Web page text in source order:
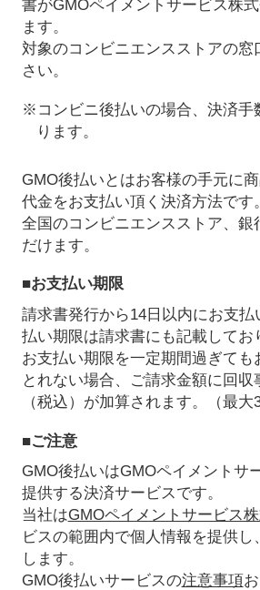
書がGMOペイメントサービス株
ます。
対象のコンビニエンスストアの窓
さい。
※コンビニ後払いの場合、決済手
ります。
GMO後払いとはお客様の手元に
代金をお支払い頂く決済方法です。
全国のコンビニエンスストア、銀
だけます。
■お支払い期限
請求書発行から14日以内にお支払
払い期限は請求書にも記載してお
お支払い期限を一定期間過ぎても
とれない場合、ご請求金額に回収
（税込）が加算されます。（最大
■ご注意
GMO後払いはGMOペイメントサ
提供する決済サービスです。
当社はGMOペイメントサービス
ビスの範囲内で個人情報を提供し
します。
GMO後払いサービスの注意事項お